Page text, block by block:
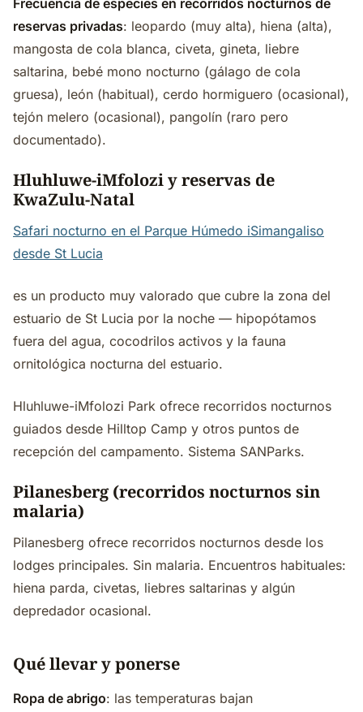
Frecuencia de especies en recorridos nocturnos de
reservas privadas: leopardo (muy alta), hiena (alta),
mangosta de cola blanca, civeta, gineta, liebre
saltarina, bebé mono nocturno (gálago de cola
gruesa), león (habitual), cerdo hormiguero (ocasional),
tejón melero (ocasional), pangolín (raro pero
documentado).
Hluhluwe-iMfolozi y reservas de
KwaZulu-Natal
Safari nocturno en el Parque Húmedo iSimangaliso
desde St Lucia
es un producto muy valorado que cubre la zona del
estuario de St Lucia por la noche — hipopótamos
fuera del agua, cocodrilos activos y la fauna
ornitológica nocturna del estuario.
Hluhluwe-iMfolozi Park ofrece recorridos nocturnos
guiados desde Hilltop Camp y otros puntos de
recepción del campamento. Sistema SANParks.
Pilanesberg (recorridos nocturnos sin
malaria)
Pilanesberg ofrece recorridos nocturnos desde los
lodges principales. Sin malaria. Encuentros habituales:
hiena parda, civetas, liebres saltarinas y algún
depredador ocasional.
Qué llevar y ponerse
Ropa de abrigo: las temperaturas bajan